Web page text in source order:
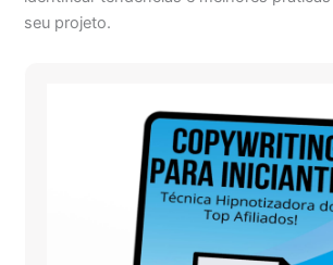
seu projeto.